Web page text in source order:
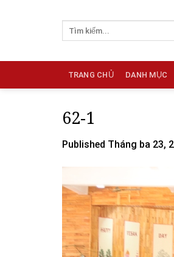
TRANG CHỦ DANH MỤC
62-1
Published Tháng ba 23,